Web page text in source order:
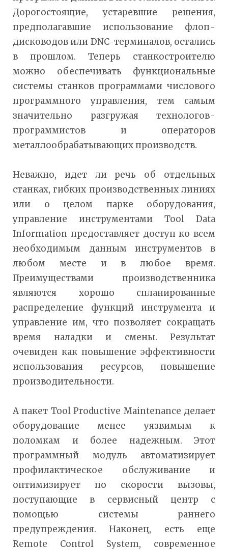
Дорогостоящие, устаревшие решения,
предполагавшие использование флоп-
дисководов или DNC-терминалов, остались
в прошлом. Теперь станкостроителю
можно обеспечивать функциональные
системы станков программами числового
программного управления, тем самым
значительно разгружая технологов-
программистов и операторов
металлообрабатывающих производств.
Неважно, идет ли речь об отдельных
станках, гибких производственных линиях
или о целом парке оборудования,
управление инструментами Tool Data
Information предоставляет доступ ко всем
необходимым данным инструментов в
любом месте и в любое время.
Преимуществами производственника
являются хорошо спланированные
распределение функций инструмента и
управление им, что позволяет сокращать
время наладки и смены. Результат
очевиден как повышение эффективности
использования ресурсов, повышение
производительности.
А пакет Tool Productive Maintenance делает
оборудование менее уязвимым к
поломкам и более надежным. Этот
программный модуль автоматизирует
профилактическое обслуживание и
оптимизирует по скорости вызовы,
поступающие в сервисный центр с
помощью системы раннего
предупреждения. Наконец, есть еще
Remote Control System, современное